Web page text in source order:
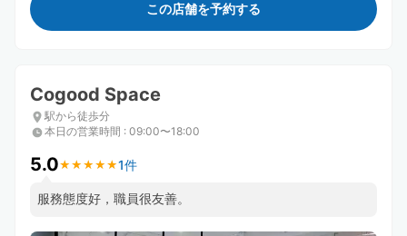
この店舗を予約する
Cogood Space
駅から徒歩分
本日の営業時間 : 09:00〜18:00
5.0★ ★ ★ ★ ★
★ ★ ★ ★ ★1件
服務態度好，職員很友善。